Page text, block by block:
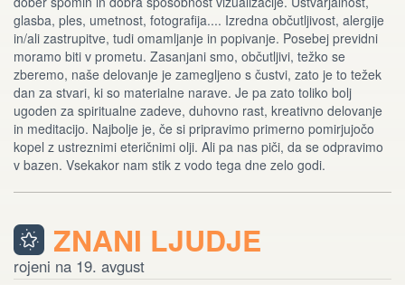
glasba, ples, umetnost, fotografija.... Izredna občutljivost, alergije
in/ali zastrupitve, tudi omamljanje in popivanje. Posebej previdni
moramo biti v prometu. Zasanjani smo, občutljivi, težko se
zberemo, naše delovanje je zamegljeno s čustvi, zato je to težek
dan za stvari, ki so materialne narave. Je pa zato toliko bolj
ugoden za spiritualne zadeve, duhovno rast, kreativno delovanje
in meditacijo. Najbolje je, če si pripravimo primerno pomirjujočo
kopel z ustreznimi eteričnimi olji. Ali pa nas piči, da se odpravimo
v bazen. Vsekakor nam stik z vodo tega dne zelo godi.
ZNANI LJUDJE
rojeni na 19. avgust